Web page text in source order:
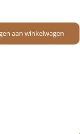
aan winkelwagen